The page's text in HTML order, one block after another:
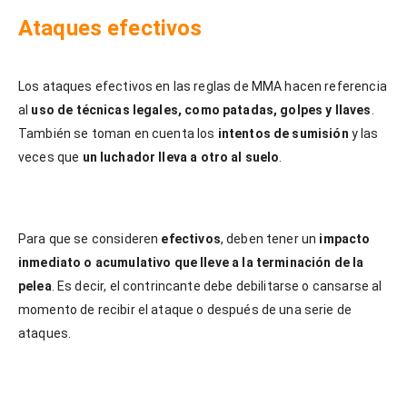
Ataques efectivos
Los ataques efectivos en las reglas de MMA hacen referencia
al uso de técnicas legales, como patadas, golpes y llaves
También se toman en cuenta los intentos de sumisión y las
veces que un luchador lleva a otro al suelo
Para que se consideren efectivos, deben tener un impacto
inmediato o acumulativo que lleve a la terminación de la
pelea . Es decir, el contrincante debe debilitarse o cansarse al
momento de recibir el ataque o después de una serie de
ataques.